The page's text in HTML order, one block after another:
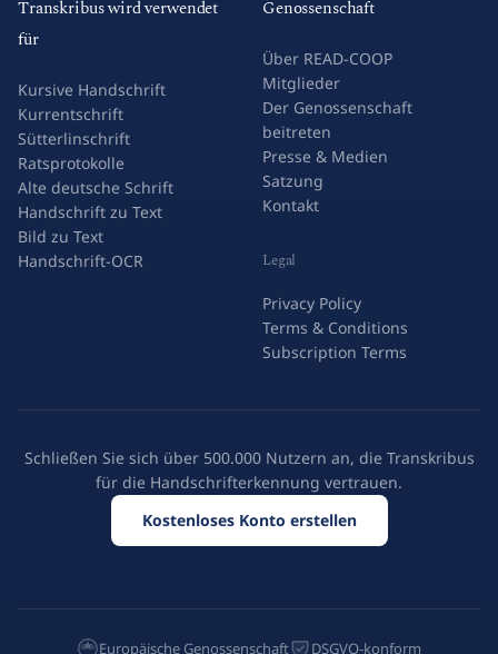
Transkribus wird verwendet
für
Kursive Handschrift
Kurrentschrift
Sütterlinschrift
Ratsprotokolle
Alte deutsche Schrift
Handschrift zu Text
Genossenschaft
Über READ-COOP
Mitglieder
Der Genossenschaft
beitreten
Presse & Medien
Legal
Privacy Policy
Terms & Conditions
Schließen Sie sich über 500.000 Nutzern an, die Transkribus
für die Handschrifterkennung vertrauen.